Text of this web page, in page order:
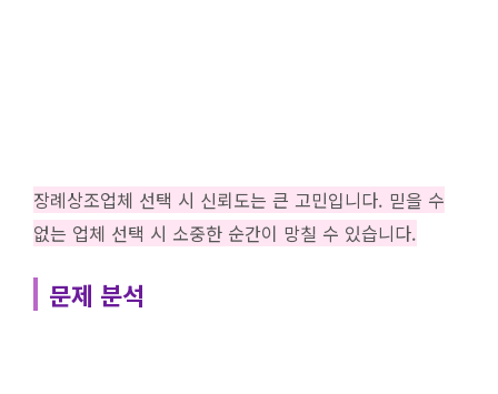
장례상조업체 선택 시 신뢰도는 큰 고민입니다. 믿을 수
없는 업체 선택 시 소중한 순간이 망칠 수 있습니다.
문제 분석